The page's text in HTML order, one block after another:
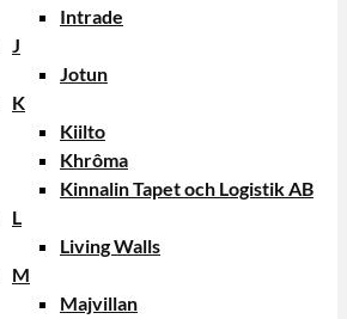
Intrade
J
Jotun
K
Kiilto
Khrôma
Kinnalin Tapet och Logistik AB
L
Living Walls
M
Majvillan